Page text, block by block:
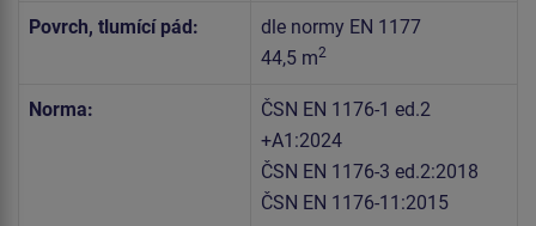
Povrch, tlumící pád:
dle normy EN 1177
44,5 m2
Norma:
ČSN EN 1176-1 ed.2
+A1:2024
ČSN EN 1176-3 ed.2:2018
ČSN EN 1176-11:2015